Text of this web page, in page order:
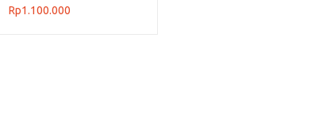
Rp1.100.000